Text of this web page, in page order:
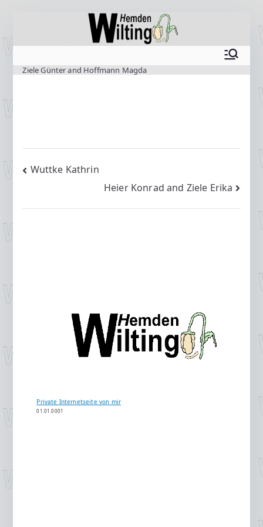
Inhalt
Ziele Günter and Hoffmann Magda
Beitragsnavigation
Wuttke Kathrin
Heier Konrad and Ziele Erika
Private Internetseite von mir
01.01.0001